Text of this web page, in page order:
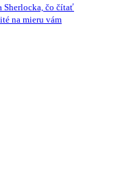
Sherlocka, čo čítať
na mieru vám